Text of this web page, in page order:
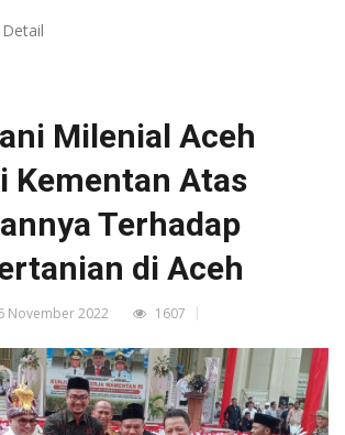
Detail
Milenial Aceh
Kementan Atas
Terhadap
di Aceh
November 2022 1607